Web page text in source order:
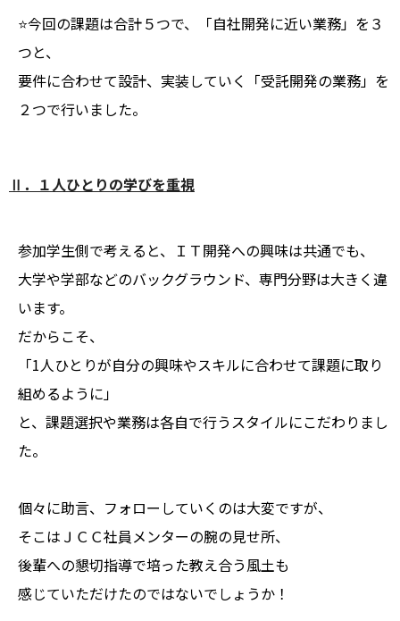
⭐今回の課題は合計５つで、「自社開発に近い業務」を３
つと、
要件に合わせて設計、実装していく「受託開発の業務」を
２つで行いました。
Ⅱ．１人ひとりの学びを重視
参加学生側で考えると、ＩＴ開発への興味は共通でも、
大学や学部などのバックグラウンド、専門分野は大きく違
います。
だからこそ、
「1人ひとりが自分の興味やスキルに合わせて課題に取り
組めるように」
と、課題選択や業務は各自で行うスタイルにこだわりまし
た。
個々に助言、フォローしていくのは大変ですが、
そこはＪＣＣ社員メンターの腕の見せ所、
後輩への懇切指導で培った教え合う風土も
感じていただけたのではないでしょうか！